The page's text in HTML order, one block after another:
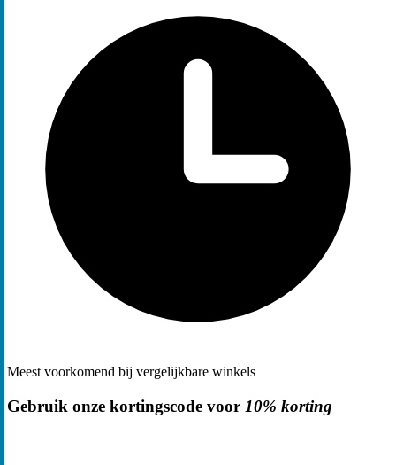
Meest voorkomend bij vergelijkbare winkels
Gebruik onze kortingscode voor 10% korting